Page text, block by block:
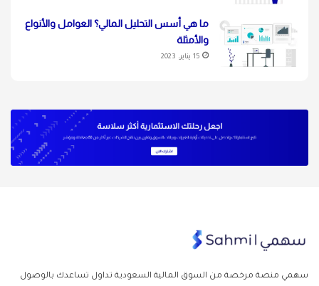
ما هي أسس التحليل المالي؟ العوامل والأنواع
والأمثلة
15 يناير، 2023
سهمي منصة مرخصة من السوق المالية السعودية تداول تساعدك بالوصول